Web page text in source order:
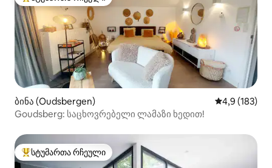
სტუმართა რჩეული მოწინავე ვარიანტი
ბინა (Oudsbergen) საშუალო
4,9 (183)
Goudsberg: საცხოვრებელი ლამაზი ხედით!
სტუმართა რჩეული მოწინავე ვარიანტი
სტუმართა რჩეული